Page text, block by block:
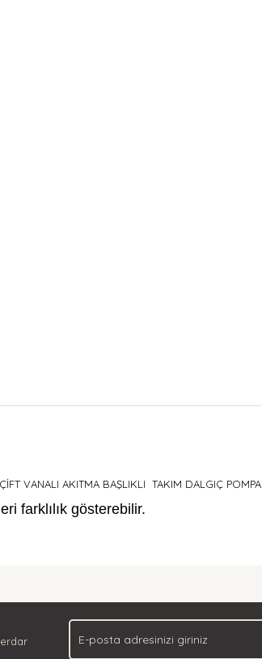
VANALI AKITMA BAŞLIKLI TAKIM DALGIÇ POMPA
farklılık gösterebilir.